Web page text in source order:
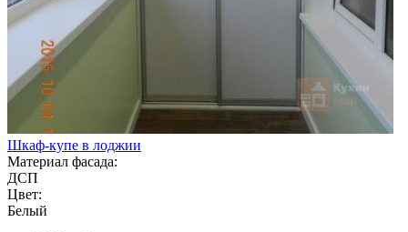
Шкаф-купе в лоджии
Материал фасада:
ДСП
Цвет:
Белый